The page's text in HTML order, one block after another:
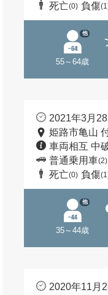
死亡(0) 負傷
55～64歳
他
2021年3月
姫路市亀山
車両相互 中
普通乗用車(2)
死亡(0) 負傷
35～44歳
他
2020年11月